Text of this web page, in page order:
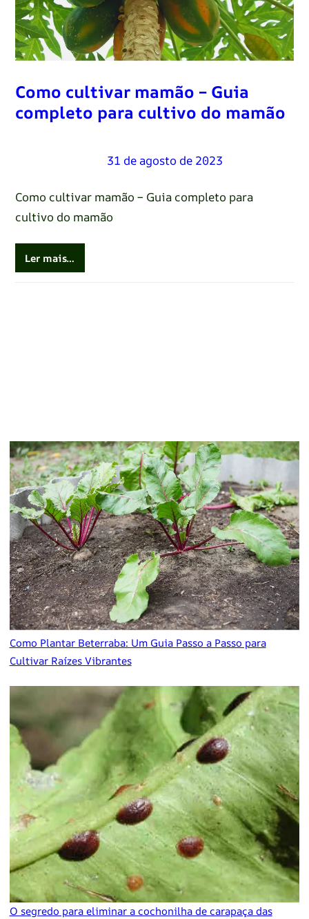
Como cultivar mamão – Guia
completo para cultivo do mamão
31 de agosto de 2023
Como cultivar mamão – Guia completo para
cultivo do mamão
Ler mais…
Como Plantar Beterraba: Um Guia Passo a Passo para
Cultivar Raízes Vibrantes
O segredo para eliminar a cochonilha de carapaça das